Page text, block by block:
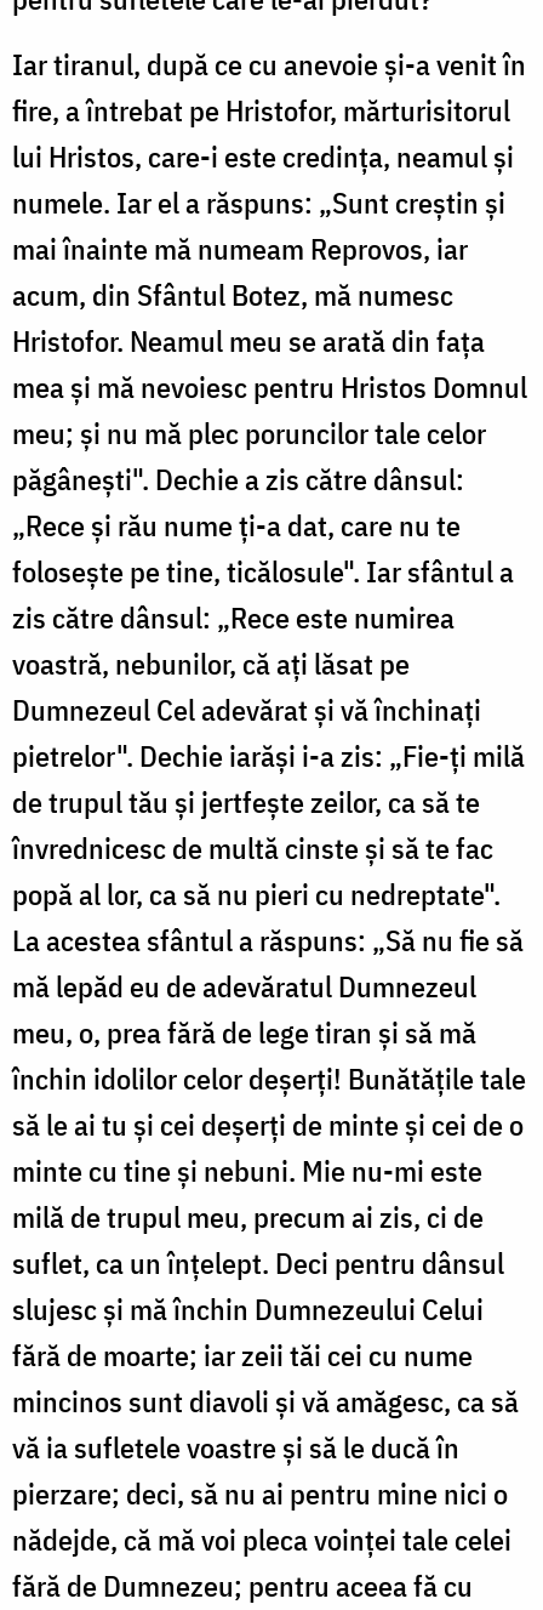
Iar tiranul, după ce cu anevoie și-a venit în
fire, a întrebat pe Hristofor, mărturisitorul
lui Hristos, care-i este credința, neamul și
numele. Iar el a răspuns: „Sunt creștin și
mai înainte mă numeam Reprovos, iar
acum, din Sfântul Botez, mă numesc
Hristofor. Neamul meu se arată din fața
mea și mă nevoiesc pentru Hristos Domnul
meu; și nu mă plec poruncilor tale celor
păgânești". Dechie a zis către dânsul:
„Rece și rău nume ți-a dat, care nu te
folosește pe tine, ticălosule". Iar sfântul a
zis către dânsul: „Rece este numirea
voastră, nebunilor, că ați lăsat pe
Dumnezeul Cel adevărat și vă închinați
pietrelor". Dechie iarăși i-a zis: „Fie-ți milă
de trupul tău și jertfește zeilor, ca să te
învrednicesc de multă cinste și să te fac
popă al lor, ca să nu pieri cu nedreptate".
La acestea sfântul a răspuns: „Să nu fie să
mă lepăd eu de adevăratul Dumnezeul
meu, o, prea fără de lege tiran și să mă
închin idolilor celor deșerți! Bunătățile tale
să le ai tu și cei deșerți de minte și cei de o
minte cu tine și nebuni. Mie nu-mi este
milă de trupul meu, precum ai zis, ci de
suflet, ca un înțelept. Deci pentru dânsul
slujesc și mă închin Dumnezeului Celui
fără de moarte; iar zeii tăi cei cu nume
mincinos sunt diavoli și vă amăgesc, ca să
vă ia sufletele voastre și să le ducă în
pierzare; deci, să nu ai pentru mine nici o
nădejde, că mă voi pleca voinței tale celei
fără de Dumnezeu; pentru aceea fă cu